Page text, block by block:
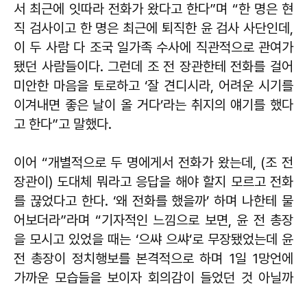
서 최근에 잇따라 전화가 왔다고 한다”며 “한 명은 현
직 검사이고 한 명은 최근에 퇴직한 윤 검사 사단인데,
이 두 사람 다 조국 일가족 수사에 직관적으로 관여가
됐던 사람들이다. 그런데 조 전 장관한테 전화를 걸어
미안한 마음을 토로하고 ‘잘 견디시라, 어려운 시기를
이겨내면 좋은 날이 올 거다’라는 취지의 얘기를 했다
고 한다”고 말했다.
이어 “개별적으로 두 명에게서 전화가 왔는데, (조 전
장관이) 도대체 뭐라고 응답을 해야 할지 모르고 전화
를 끊었다고 한다. ‘왜 전화를 했을까’ 하며 나한테 물
어보더라”라며 “기자적인 느낌으로 보면, 윤 전 총장
을 모시고 있었을 때는 ‘으쌰 으쌰’로 무장됐었는데 윤
전 총장이 정치행보를 본격적으로 하며 1일 1망언에
가까운 모습들을 보이자 회의감이 들었던 것 아닐까